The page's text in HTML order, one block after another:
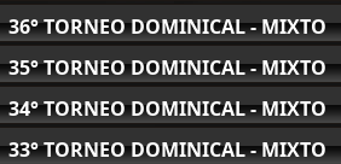
36° TORNEO DOMINICAL - MIXTO
35° TORNEO DOMINICAL - MIXTO
34° TORNEO DOMINICAL - MIXTO
33° TORNEO DOMINICAL - MIXTO